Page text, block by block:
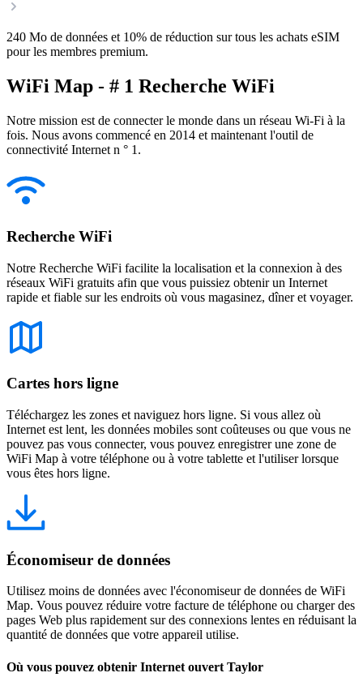
240 Mo de données et 10% de réduction sur tous les achats eSIM
pour les membres premium.
WiFi Map - # 1 Recherche WiFi
Notre mission est de connecter le monde dans un réseau Wi-Fi à la
fois. Nous avons commencé en 2014 et maintenant l'outil de
connectivité Internet n ° 1.
Recherche WiFi
Notre Recherche WiFi facilite la localisation et la connexion à des
réseaux WiFi gratuits afin que vous puissiez obtenir un Internet
rapide et fiable sur les endroits où vous magasinez, dîner et voyager.
Cartes hors ligne
Téléchargez les zones et naviguez hors ligne. Si vous allez où
Internet est lent, les données mobiles sont coûteuses ou que vous ne
pouvez pas vous connecter, vous pouvez enregistrer une zone de
WiFi Map à votre téléphone ou à votre tablette et l'utiliser lorsque
vous êtes hors ligne.
Économiseur de données
Utilisez moins de données avec l'économiseur de données de WiFi
Map. Vous pouvez réduire votre facture de téléphone ou charger des
pages Web plus rapidement sur des connexions lentes en réduisant la
quantité de données que votre appareil utilise.
Où vous pouvez obtenir Internet ouvert Taylor